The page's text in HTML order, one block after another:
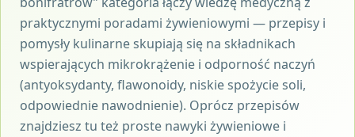
praktycznymi poradami żywieniowymi — przepisy i
pomysły kulinarne skupiają się na składnikach
wspierających mikrokrążenie i odporność naczyń
(antyoksydanty, flawonoidy, niskie spożycie soli,
odpowiednie nawodnienie). Oprócz przepisów
znajdziesz tu też proste nawyki żywieniowe i